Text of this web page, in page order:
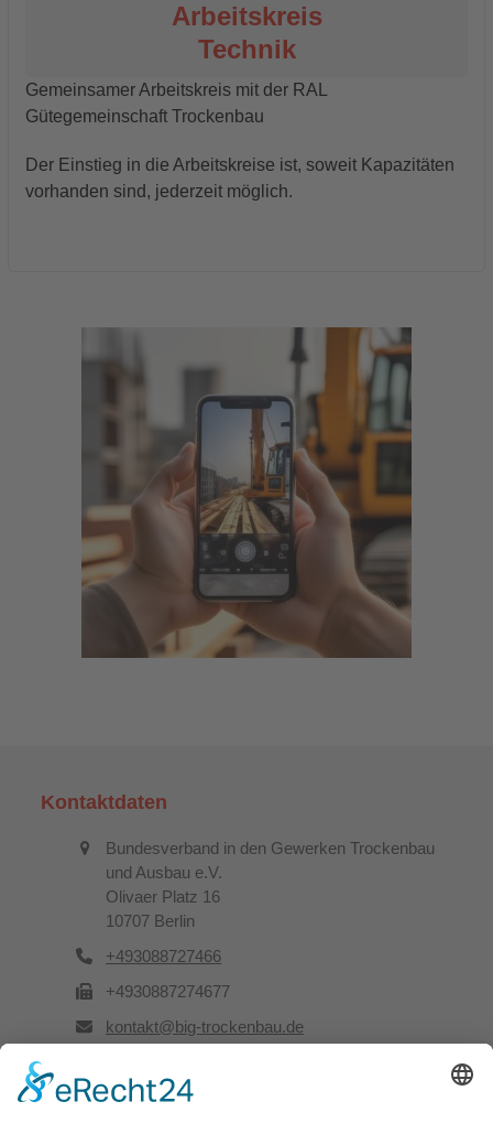
Arbeitskreis
Technik
Gemeinsamer Arbeitskreis mit der RAL
Gütegemeinschaft Trockenbau
Der Einstieg in die Arbeitskreise ist, soweit Kapazitäten
vorhanden sind, jederzeit möglich.
Kontaktdaten
Bundesverband in den Gewerken Trockenbau
und Ausbau e.V.
Olivaer Platz 16
10707 Berlin
+493088727466
+4930887274677
kontakt@big-trockenbau.de